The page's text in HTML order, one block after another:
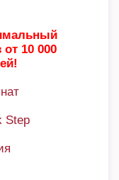
от 10 000
Step